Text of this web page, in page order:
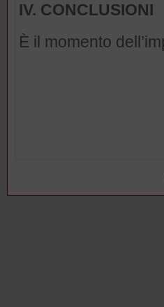
IV. CONCLUSIONI
È il momento